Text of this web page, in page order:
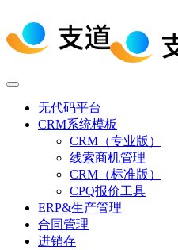
无代码平台
CRM系统模板
CRM（专业版）
线索商机管理
CRM（标准版）
CPQ报价工具
ERP&生产管理
合同管理
进销存